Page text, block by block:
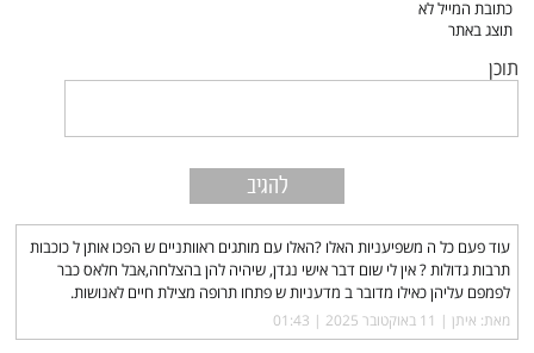
תוכן
עוד פעם כל ה משפיעניות האלו ?האלו עם מותגים ראוותניים ש הפכו אותן ל כוכבות
תרבות גדולות ? אין לי שום דבר אישי נגדן, שיהיה להן בהצלחה,אבל חלאס כבר
לפמפם עליהן כאילו מדובר ב מדעניות ש פתחו תרופה מצילת חיים לאנושות.
מאת: איתן |‏ 11 באוקטובר 2025 | 01:43